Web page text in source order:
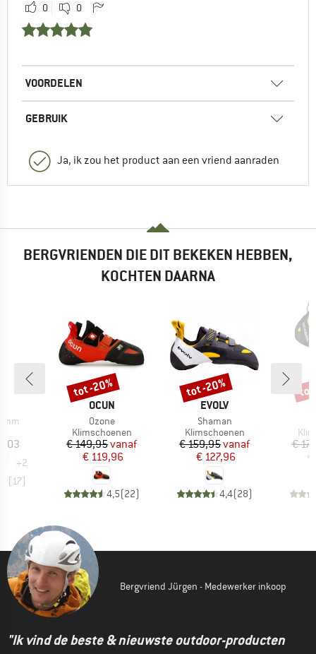
0 0
VOORDELEN
GEBRUIK
Ja, ik zou het product aan een vriend aanraden
BERGVRIENDEN DIE DIT BEKEKEN HEBBEN,
KOCHTEN DAARNA
mm
+2
(17)
MERK
OCUN
Artikel
Ozone
Productgroep
Klimschoenen
Prijs
€ 149,95Verlaagde prijs
vanaf
€ 119,96
4,5(22)
Korting
tot -20%
MERK
EVOLV
Artikel
Shaman
Productgroep
Klimschoenen
Prijs
€ 159,95Verlaagde prijs
vanaf
€ 127,96
4,4(28)
Korting
tot -20%
€
€
tot
Bergvriend Jürgen - Medewerker inkoop
"Ik vind de beste & nieuwste outdoor-producten